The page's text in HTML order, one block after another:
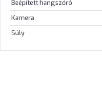
Beépített hangszóró
Kamera
Súly